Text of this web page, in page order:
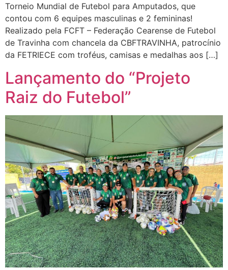
Torneio Mundial de Futebol para Amputados, que
contou com 6 equipes masculinas e 2 femininas!
Realizado pela FCFT – Federação Cearense de Futebol
de Travinha com chancela da CBFTRAVINHA, patrocínio
da FETRIECE com troféus, camisas e medalhas aos […]
Lançamento do “Projeto
Raiz do Futebol”